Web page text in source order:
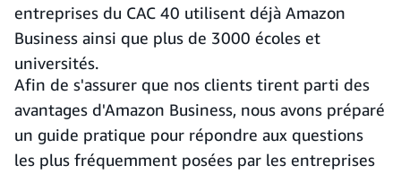
entreprises du CAC 40 utilisent déjà Amazon
Business ainsi que plus de 3000 écoles et
universités.
Afin de s'assurer que nos clients tirent parti des
avantages d'Amazon Business, nous avons préparé
un guide pratique pour répondre aux questions
les plus fréquemment posées par les entreprises